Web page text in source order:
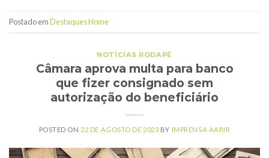
Postado emDestaques Home
NOTÍCIAS RODAPÉ
Câmara aprova multa para banco
que fizer consignado sem
autorização do beneficiário
POSTED ON 22 DE AGOSTO DE 2023 BY IMPRENSA AAPJR